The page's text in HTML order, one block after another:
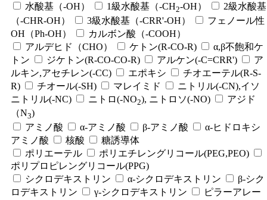
水酸基（-OH）
1級水酸基（-CH2-OH）
2級水酸基
（-CHR-OH）
3級水酸基（-CRR'-OH）
フェノール性
OH（Ph-OH）
カルボン酸（-COOH）
アルデヒド（CHO）
ケトン(R-CO-R)
α,β不飽和ケ
トン
ジケトン(R-CO-CO-R) アルケン(-C=CRR')
ア
ルキン,アセチレン(-CC)
エポキシ
チオエーテル(R-S-
R)
チオール(-SH) マレイミド
ニトリル(-CN),イソ
ニトリル(-NC)
ニトロ(-NO2), ニトロソ(-NO)
アジド
（N3)
アミノ酸
α-アミノ酸 β-アミノ酸
α-ヒドロキシ
アミノ酸
核酸
糖誘導体
ポリエーテル
ポリエチレングリコール(PEG,PEO)
ポリプロピレングリコール(PPG)
シクロデキストリン
α-シクロデキストリン
β-シク
ロデキストリン
γ-シクロデキストリン ピラーアレー